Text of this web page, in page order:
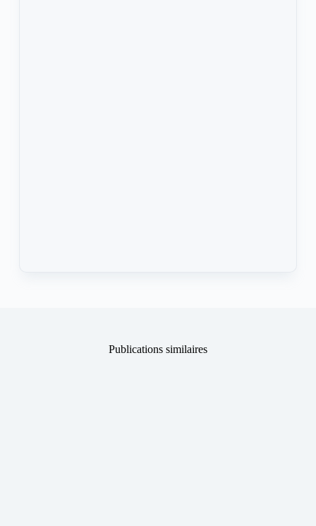
Publications similaires